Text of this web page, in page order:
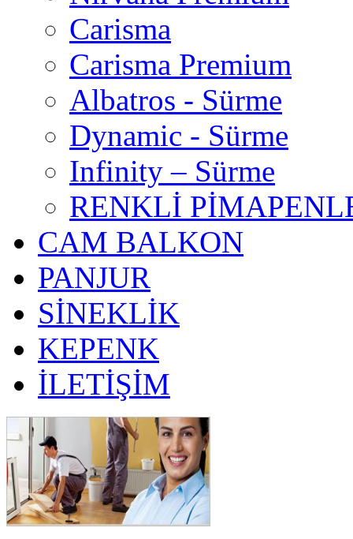
Carisma
Carisma Premium
Albatros - Sürme
Dynamic - Sürme
Infinity – Sürme
RENKLİ
CAM BALKON
PANJUR
SİNEKLİK
KEPENK
İLETİŞİM